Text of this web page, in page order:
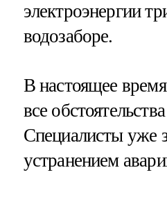
электроэнергии
водозаборе.
В настоящее
все
Специалисты уже
устранением